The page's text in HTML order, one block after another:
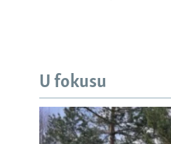
U fokusu